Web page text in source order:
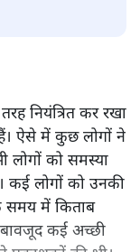
नियंत्रित कर रखा
ऐसे में कुछ लोगों ने
लोगों को समस्या
कई लोगों को उनकी
समय में किताब
कई अच्छी